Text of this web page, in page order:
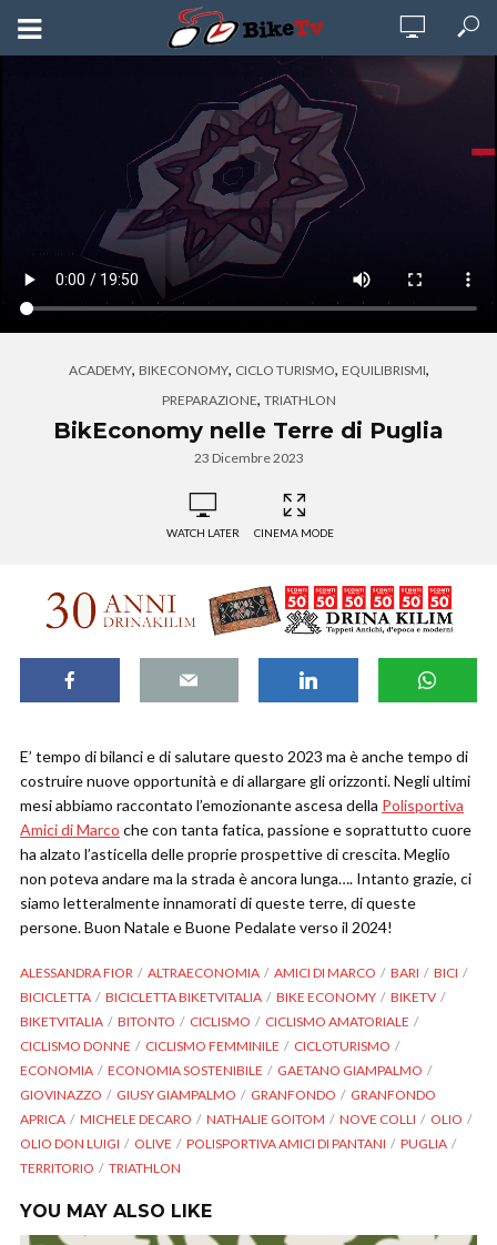
ACADEMY, BIKECONOMY, CICLO TURISMO, EQUILIBRISMI,
PREPARAZIONE, TRIATHLON
BikEconomy nelle Terre di Puglia
23 Dicembre 2023
WATCH LATER CINEMA MODE
E’ tempo di bilanci e di salutare questo 2023 ma è anche tempo di
costruire nuove opportunità e di allargare gli orizzonti. Negli ultimi
mesi abbiamo raccontato l’emozionante ascesa della Polisportiva
Amici di Marco che con tanta fatica, passione e soprattutto cuore
ha alzato l’asticella delle proprie prospettive di crescita. Meglio
non poteva andare ma la strada è ancora lunga…. Intanto grazie, ci
siamo letteralmente innamorati di queste terre, di queste
persone. Buon Natale e Buone Pedalate verso il 2024!
ALESSANDRA FIOR ALTRAECONOMIA AMICI DI MARCO BARI
BICI
BICICLETTA
BICICLETTA BIKETVITALIA BIKE ECONOMY
BIKETV
BIKETVITALIA
BITONTO CICLISMO
CICLISMO AMATORIALE
CICLISMO DONNE
CICLISMO FEMMINILE
CICLOTURISMO
ECONOMIA
ECONOMIA SOSTENIBILE
GAETANO GIAMPALMO
GIOVINAZZO
GIUSY GIAMPALMO GRANFONDO
GRANFONDO
APRICA
MICHELE DECARO NATHALIE GOITOM NOVE COLLI
OLIO
OLIO DON LUIGI
OLIVE POLISPORTIVA AMICI DI PANTANI
PUGLIA
TERRITORIO
TRIATHLON
YOU MAY ALSO LIKE